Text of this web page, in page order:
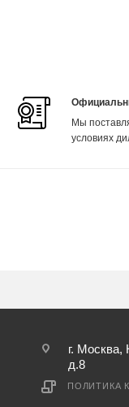
Мы
условиях
г. Москва,
д.8
ПОЛИТИКА